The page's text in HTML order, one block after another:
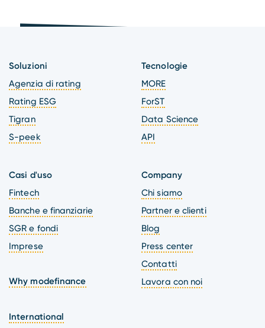
Soluzioni
Agenzia di rating
Rating ESG
Tigran
S-peek
Tecnologie
MORE
ForST
Data Science
API
Casi d'uso
Fintech
Banche e finanziarie
SGR e fondi
Imprese
Why modefinance
International
Company
Chi siamo
Partner e clienti
Blog
Press center
Contatti
Lavora con noi